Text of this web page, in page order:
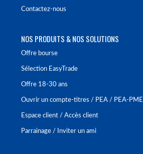
Contactez-nous
NOS PRODUITS & NOS SOLUTIONS
Offre bourse
Sélection EasyTrade
Offre 18-30 ans
Ouvrir un compte-titres / PEA / PEA-PME
Espace client / Accès client
Parrainage / Inviter un ami